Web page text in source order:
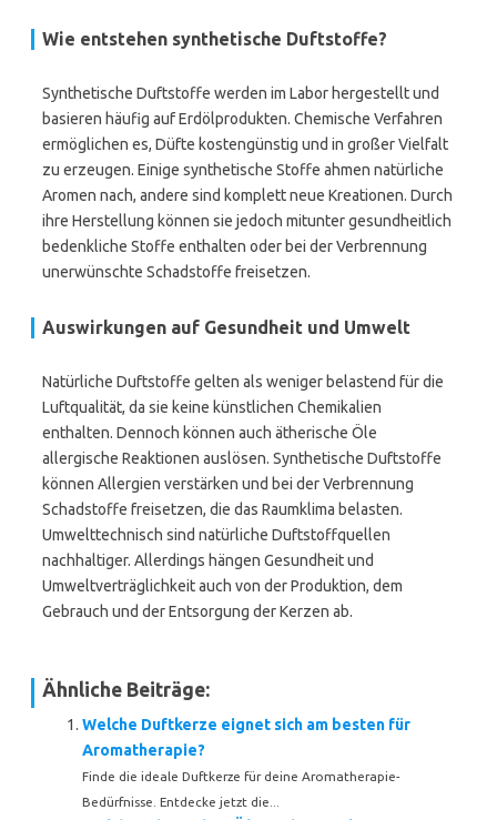
Wie entstehen synthetische Duftstoffe?
Synthetische Duftstoffe werden im Labor hergestellt und
basieren häufig auf Erdölprodukten. Chemische Verfahren
ermöglichen es, Düfte kostengünstig und in großer Vielfalt
zu erzeugen. Einige synthetische Stoffe ahmen natürliche
Aromen nach, andere sind komplett neue Kreationen. Durch
ihre Herstellung können sie jedoch mitunter gesundheitlich
bedenkliche Stoffe enthalten oder bei der Verbrennung
unerwünschte Schadstoffe freisetzen.
Auswirkungen auf Gesundheit und Umwelt
Natürliche Duftstoffe gelten als weniger belastend für die
Luftqualität, da sie keine künstlichen Chemikalien
enthalten. Dennoch können auch ätherische Öle
allergische Reaktionen auslösen. Synthetische Duftstoffe
können Allergien verstärken und bei der Verbrennung
Schadstoffe freisetzen, die das Raumklima belasten.
Umwelttechnisch sind natürliche Duftstoffquellen
nachhaltiger. Allerdings hängen Gesundheit und
Umweltverträglichkeit auch von der Produktion, dem
Gebrauch und der Entsorgung der Kerzen ab.
Ähnliche Beiträge:
Welche Duftkerze eignet sich am besten für
Aromatherapie?
Finde die ideale Duftkerze für deine Aromatherapie-
Bedürfnisse. Entdecke jetzt die...